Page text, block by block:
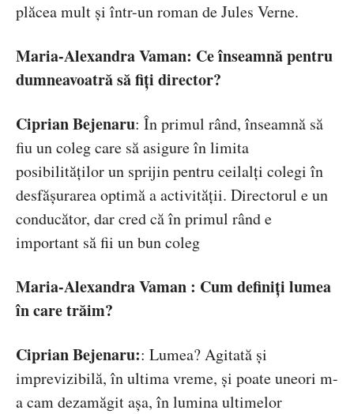
plăcea mult și într-un roman de Jules Verne.
Maria-Alexandra Vaman: Ce înseamnă pentru
dumneavoatră să fiți director?
Ciprian Bejenaru: În primul rând, înseamnă să
fiu un coleg care să asigure în limita
posibilităților un sprijin pentru ceilalți colegi în
desfășurarea optimă a activității. Directorul e un
conducător, dar cred că în primul rând e
important să fii un bun coleg
Maria-Alexandra Vaman : Cum definiți lumea
în care trăim?
Ciprian Bejenaru:: Lumea? Agitată și
imprevizibilă, în ultima vreme, și poate uneori m-
a cam dezamăgit așa, în lumina ultimelor